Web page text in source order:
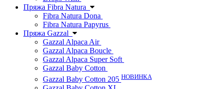
Пряжа Fibra Natura
Fibra Natura Dona
Fibra Natura Papyrus
Пряжа Gazzal
Gazzal Alpaca Air
Gazzal Alpaca Boucle
Gazzal Alpaca Super Soft
Gazzal Baby Cotton
Gazzal Baby Cotton 205 НОВИНКА